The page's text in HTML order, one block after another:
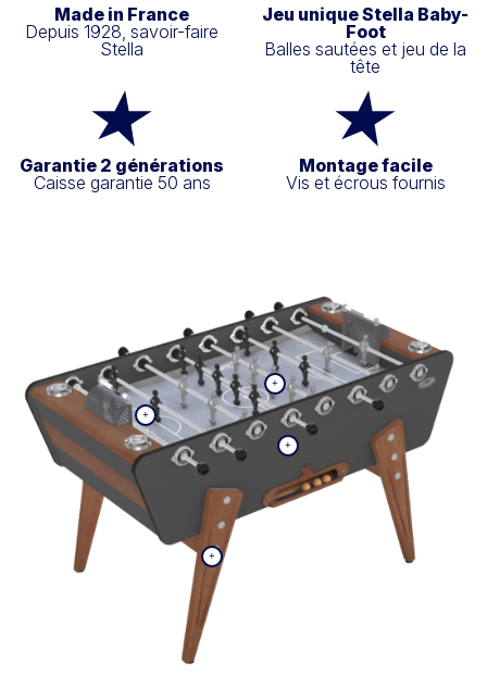
Made in France
Depuis 1928, savoir-faire
Stella
Jeu unique Stella Baby-
Foot
Balles sautées et jeu de la
tête
Garantie 2 générations
Caisse garantie 50 ans
Montage facile
Vis et écrous fournis